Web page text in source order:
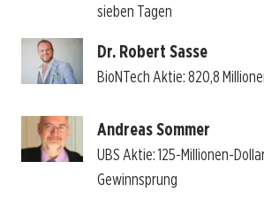
sieben Tagen
Dr. Robert Sasse
BioNTech Aktie: 820,8
Andreas Sommer
UBS Aktie: 125-Millionen-
Gewinnsprung